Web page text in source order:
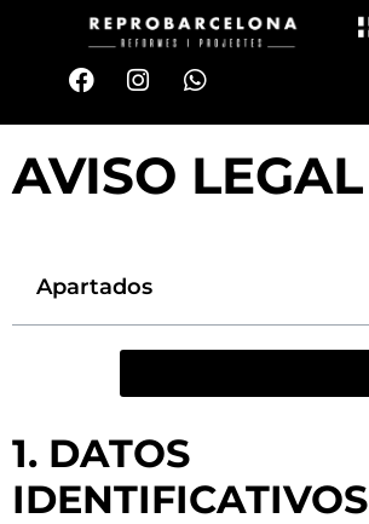
AVISO LEGAL
Apartados
1. DATOS
IDENTIFICATIVOS